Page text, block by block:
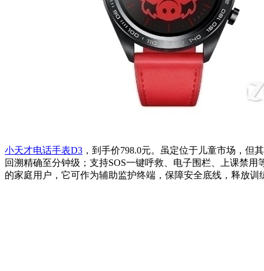
小天才电话手表D3 ，到手价798.0元。虽定位于儿童市场，
回溯精确至分钟级；支持SOS一键呼救、电子围栏、上课禁
的家庭用户，它可作为辅助监护终端，保障安全底线，释放